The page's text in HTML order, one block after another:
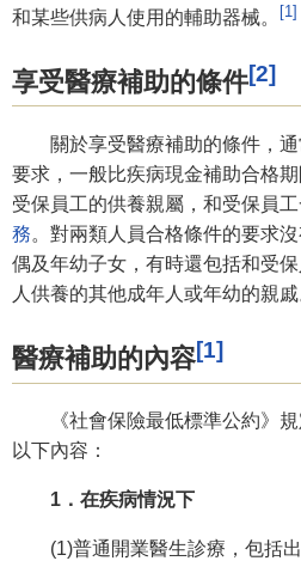
和某些供病人使用的輔助器械。
[1]
享受醫療補助的條件[2]
關於享受醫療補助的條件，通
要求，一般比疾病現金補助合格
受保員工的供養親屬，和受保員
務。對兩類人員合格條件的要求
偶及年幼子女，有時還包括和受
人供養的其他成年人或年幼的親戚
醫療補助的內容[1]
《社會保險最低標準公約》規
以下內容：
1．在疾病情況下
(1)普通開業醫生診療，包括出